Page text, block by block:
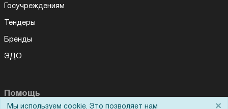
Госучреждениям
Тендеры
Бренды
ЭДО
Помощь
Мы используем cookie. Это позволяет нам
×